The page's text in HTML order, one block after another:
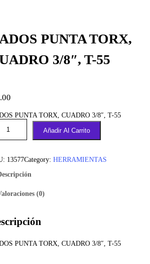
PUNTA TORX,
3/8″, T-55
PUNTA TORX, CUADRO 3/8″, T-55
Añadir Al Carrito
13577Category: HERRAMIENTAS
(0)
PUNTA TORX, CUADRO 3/8″, T-55